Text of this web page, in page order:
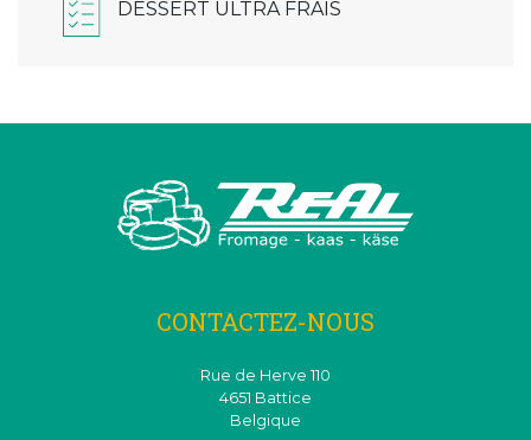
DESSERT ULTRA FRAIS
CONTACTEZ-NOUS
Rue de Herve 110
4651 Battice
Belgique